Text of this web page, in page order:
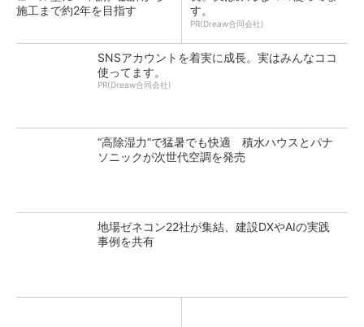
施工まで約2年を目指す
す。
PR(Dreaw合同会社)
SNSアカウントを着実に成長。実はみんなココ
使ってます。
PR(Dreaw合同会社)
“高除湿力”で猛暑でも快適 積水ハウスとパナ
ソニックが次世代空調を発売
地場ゼネコン22社が集結、建設DXやAIの実践
事例を共有